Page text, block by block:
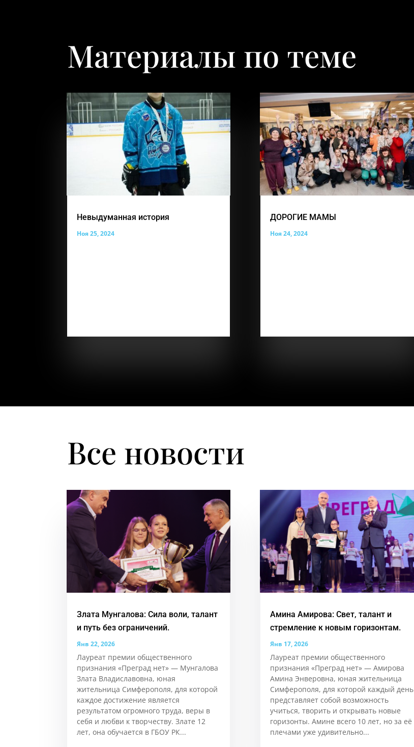
Материалы по теме
Невыдуманная история
Ноя 25, 2024
ДОРОГИЕ МАМЫ
Ноя 24, 2024
Все новости
Злата Мунгалова: Сила воли, талант
и путь без ограничений.
Янв 22, 2026
Лауреат премии общественного
признания «Преград нет» — Мунгалова
Злата Владиславовна, юная
жительница Симферополя, для которой
каждое достижение является
результатом огромного труда, веры в
себя и любви к творчеству. Злате 12
лет, она обучается в ГБОУ РК...
Амина Амирова: Свет, талант и
стремление к новым горизонтам.
Янв 17, 2026
Лауреат премии общественного
признания «Преград нет» — Амирова
Амина Энверовна, юная жительница
Симферополя, для которой каждый день
представляет собой возможность
учиться, творить и открывать новые
горизонты. Аминe всего 10 лет, но за её
плечами уже удивительно...